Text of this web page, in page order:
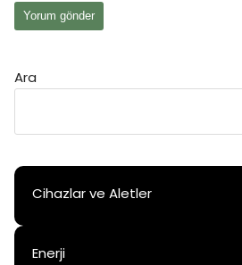
Ara
Cihazlar ve Aletler
Enerji